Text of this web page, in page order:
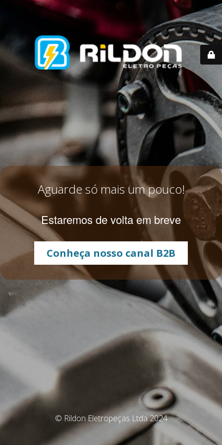
Aguarde só mais um pouco!
Estaremos de volta em breve
Conheça nosso canal B2B
© Rildon Eletropeças Ltda 2024